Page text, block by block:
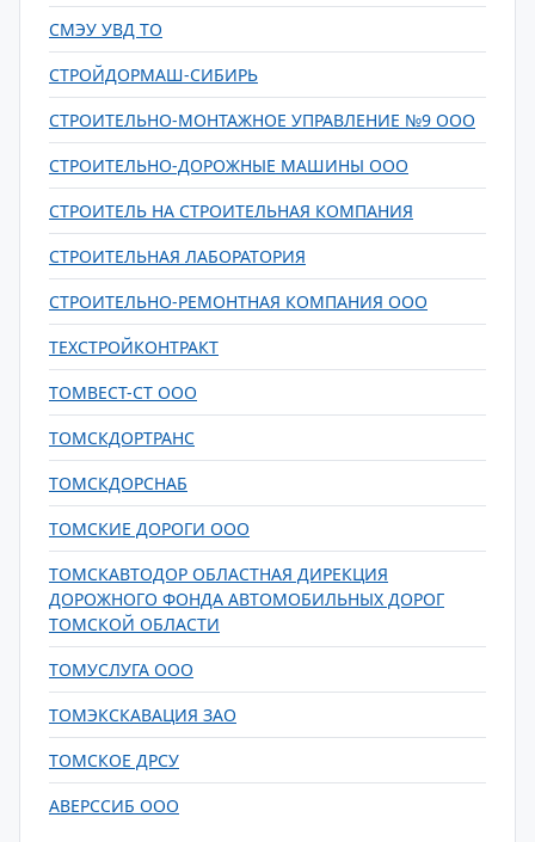
СМЭУ УВД ТО
СТРОЙДОРМАШ-СИБИРЬ
СТРОИТЕЛЬНО-МОНТАЖНОЕ УПРАВЛЕНИЕ №9 ООО
СТРОИТЕЛЬНО-ДОРОЖНЫЕ МАШИНЫ ООО
СТРОИТЕЛЬ НА СТРОИТЕЛЬНАЯ КОМПАНИЯ
СТРОИТЕЛЬНАЯ ЛАБОРАТОРИЯ
СТРОИТЕЛЬНО-РЕМОНТНАЯ КОМПАНИЯ ООО
ТЕХСТРОЙКОНТРАКТ
ТОМВЕСТ-СТ ООО
ТОМСКДОРТРАНС
ТОМСКДОРСНАБ
ТОМСКИЕ ДОРОГИ ООО
ТОМСКАВТОДОР ОБЛАСТНАЯ ДИРЕКЦИЯ
ДОРОЖНОГО ФОНДА АВТОМОБИЛЬНЫХ ДОРОГ
ТОМСКОЙ ОБЛАСТИ
ТОМУСЛУГА ООО
ТОМЭКСКАВАЦИЯ ЗАО
ТОМСКОЕ ДРСУ
АВЕРССИБ ООО